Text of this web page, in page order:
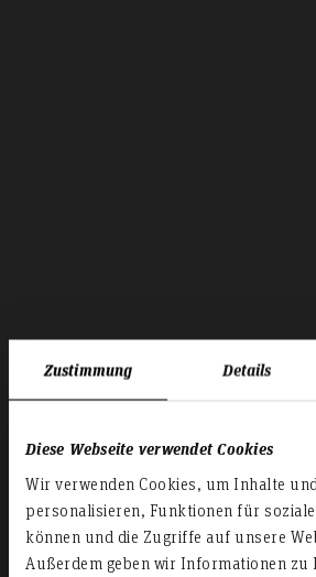
Zustimmung Details
Diese Webseite verwendet Cookies
Wir verwenden Cookies, um Inhalte
personalisieren, Funktionen für
können und die Zugriffe auf unsere
Außerdem geben wir Informationen zu
create what's